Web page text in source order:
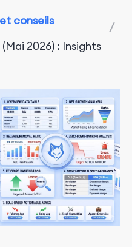
conseils
/
2026) : Insights